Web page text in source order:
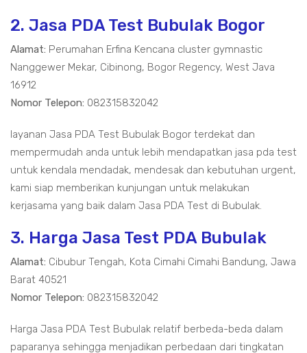
2. Jasa PDA Test Bubulak Bogor
Alamat: Perumahan Erfina Kencana cluster gymnastic
Nanggewer Mekar, Cibinong, Bogor Regency, West Java
16912
Nomor Telepon: 082315832042
layanan Jasa PDA Test Bubulak Bogor terdekat dan
mempermudah anda untuk lebih mendapatkan jasa pda test
untuk kendala mendadak, mendesak dan kebutuhan urgent,
kami siap memberikan kunjungan untuk melakukan
kerjasama yang baik dalam Jasa PDA Test di Bubulak.
3. Harga Jasa Test PDA Bubulak
Alamat: Cibubur Tengah, Kota Cimahi Cimahi Bandung, Jawa
Barat 40521
Nomor Telepon: 082315832042
Harga Jasa PDA Test Bubulak relatif berbeda-beda dalam
paparanya sehingga menjadikan perbedaan dari tingkatan